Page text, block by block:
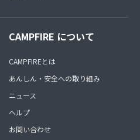
CAMPFIRE について
CAMPFIREとは
あんしん・安全への取り組み
ニュース
ヘルプ
お問い合わせ